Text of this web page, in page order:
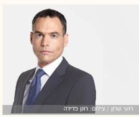
רועי שרון / צילום: רונן פדידה